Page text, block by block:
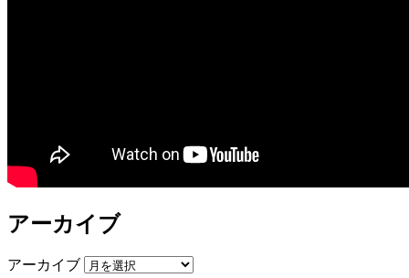
アーカイブ
アーカイブ